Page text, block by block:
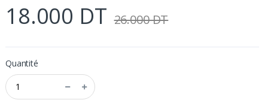
18.000 DT 26.000 DT
Quantité